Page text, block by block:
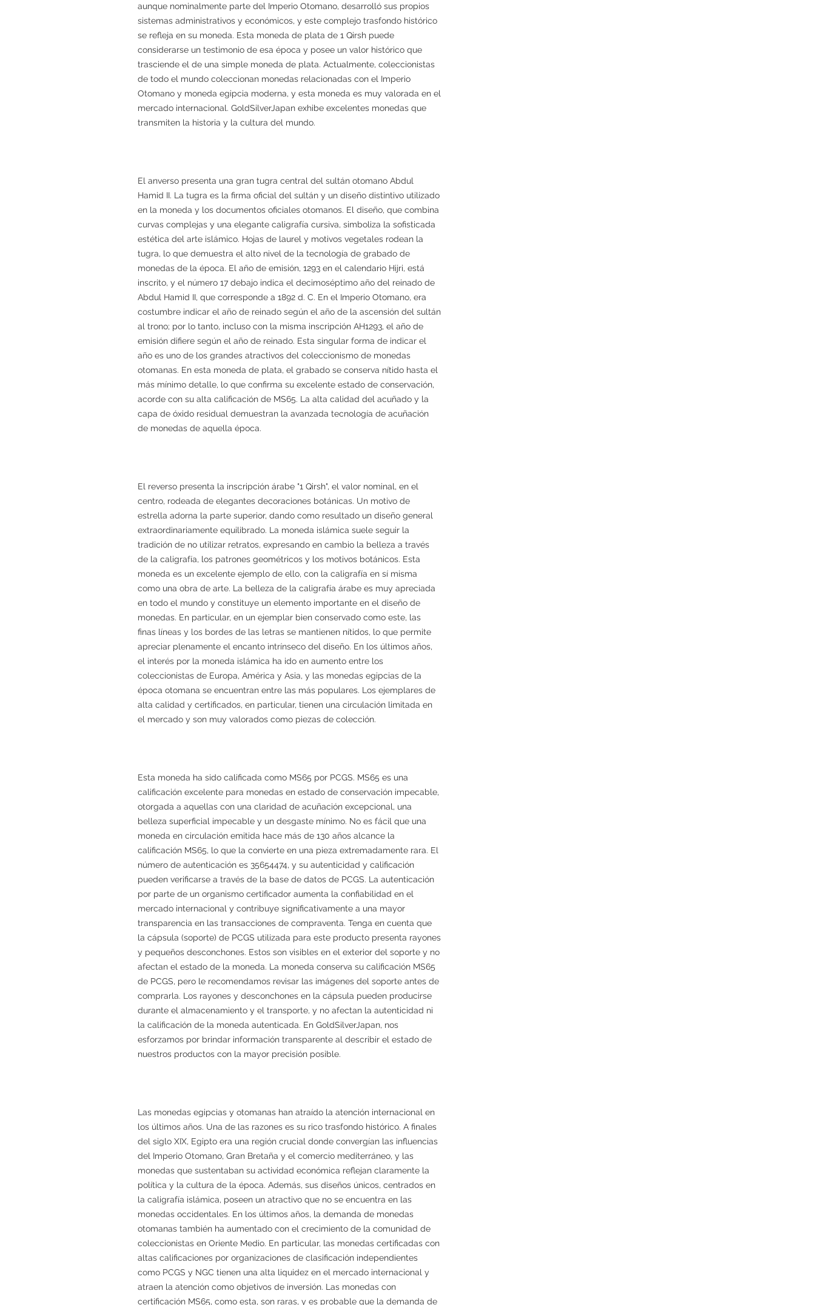
aunque nominalmente parte del Imperio Otomano, desarrolló sus propios
sistemas administrativos y económicos, y este complejo trasfondo histórico
se refleja en su moneda. Esta moneda de plata de 1 Qirsh puede
considerarse un testimonio de esa época y posee un valor histórico que
trasciende el de una simple moneda de plata. Actualmente, coleccionistas
de todo el mundo coleccionan monedas relacionadas con el Imperio
Otomano y moneda egipcia moderna, y esta moneda es muy valorada en el
mercado internacional. GoldSilverJapan exhibe excelentes monedas que
transmiten la historia y la cultura del mundo.
El anverso presenta una gran tugra central del sultán otomano Abdul
Hamid II. La tugra es la firma oficial del sultán y un diseño distintivo utilizado
en la moneda y los documentos oficiales otomanos. El diseño, que combina
curvas complejas y una elegante caligrafía cursiva, simboliza la sofisticada
estética del arte islámico. Hojas de laurel y motivos vegetales rodean la
tugra, lo que demuestra el alto nivel de la tecnología de grabado de
monedas de la época. El año de emisión, 1293 en el calendario Hijri, está
inscrito, y el número 17 debajo indica el decimoséptimo año del reinado de
Abdul Hamid II, que corresponde a 1892 d. C. En el Imperio Otomano, era
costumbre indicar el año de reinado según el año de la ascensión del sultán
al trono; por lo tanto, incluso con la misma inscripción AH1293, el año de
emisión difiere según el año de reinado. Esta singular forma de indicar el
año es uno de los grandes atractivos del coleccionismo de monedas
otomanas. En esta moneda de plata, el grabado se conserva nítido hasta el
más mínimo detalle, lo que confirma su excelente estado de conservación,
acorde con su alta calificación de MS65. La alta calidad del acuñado y la
capa de óxido residual demuestran la avanzada tecnología de acuñación
de monedas de aquella época.
El reverso presenta la inscripción árabe "1 Qirsh", el valor nominal, en el
centro, rodeada de elegantes decoraciones botánicas. Un motivo de
estrella adorna la parte superior, dando como resultado un diseño general
extraordinariamente equilibrado. La moneda islámica suele seguir la
tradición de no utilizar retratos, expresando en cambio la belleza a través
de la caligrafía, los patrones geométricos y los motivos botánicos. Esta
moneda es un excelente ejemplo de ello, con la caligrafía en sí misma
como una obra de arte. La belleza de la caligrafía árabe es muy apreciada
en todo el mundo y constituye un elemento importante en el diseño de
monedas. En particular, en un ejemplar bien conservado como este, las
finas líneas y los bordes de las letras se mantienen nítidos, lo que permite
apreciar plenamente el encanto intrínseco del diseño. En los últimos años,
el interés por la moneda islámica ha ido en aumento entre los
coleccionistas de Europa, América y Asia, y las monedas egipcias de la
época otomana se encuentran entre las más populares. Los ejemplares de
alta calidad y certificados, en particular, tienen una circulación limitada en
el mercado y son muy valorados como piezas de colección.
Esta moneda ha sido calificada como MS65 por PCGS. MS65 es una
calificación excelente para monedas en estado de conservación impecable,
otorgada a aquellas con una claridad de acuñación excepcional, una
belleza superficial impecable y un desgaste mínimo. No es fácil que una
moneda en circulación emitida hace más de 130 años alcance la
calificación MS65, lo que la convierte en una pieza extremadamente rara. El
número de autenticación es 35654474, y su autenticidad y calificación
pueden verificarse a través de la base de datos de PCGS. La autenticación
por parte de un organismo certificador aumenta la confiabilidad en el
mercado internacional y contribuye significativamente a una mayor
transparencia en las transacciones de compraventa. Tenga en cuenta que
la cápsula (soporte) de PCGS utilizada para este producto presenta rayones
y pequeños desconchones. Estos son visibles en el exterior del soporte y no
afectan el estado de la moneda. La moneda conserva su calificación MS65
de PCGS, pero le recomendamos revisar las imágenes del soporte antes de
comprarla. Los rayones y desconchones en la cápsula pueden producirse
durante el almacenamiento y el transporte, y no afectan la autenticidad ni
la calificación de la moneda autenticada. En GoldSilverJapan, nos
esforzamos por brindar información transparente al describir el estado de
nuestros productos con la mayor precisión posible.
Las monedas egipcias y otomanas han atraído la atención internacional en
los últimos años. Una de las razones es su rico trasfondo histórico. A finales
del siglo XIX, Egipto era una región crucial donde convergían las influencias
del Imperio Otomano, Gran Bretaña y el comercio mediterráneo, y las
monedas que sustentaban su actividad económica reflejan claramente la
política y la cultura de la época. Además, sus diseños únicos, centrados en
la caligrafía islámica, poseen un atractivo que no se encuentra en las
monedas occidentales. En los últimos años, la demanda de monedas
otomanas también ha aumentado con el crecimiento de la comunidad de
coleccionistas en Oriente Medio. En particular, las monedas certificadas con
altas calificaciones por organizaciones de clasificación independientes
como PCGS y NGC tienen una alta liquidez en el mercado internacional y
atraen la atención como objetivos de inversión. Las monedas con
certificación MS65, como esta, son raras, y es probable que la demanda de